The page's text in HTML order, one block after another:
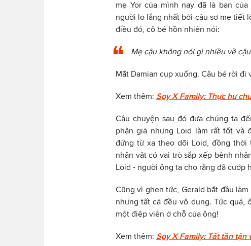
mẹ Yor của mình nay đã là bạn
người lo lắng nhất bởi cậu sợ mẹ tiết
điều đó, cô bé hồn nhiên nói:
Mẹ cậu không nói gì nhiều về
Mắt Damian cụp xuống. Cậu bé rời đi
Xem thêm: Spy X Family: Thực hư
Câu chuyện sau đó đưa chúng ta
phận giả nhưng Loid làm rất tốt và
đứng từ xa theo dõi Loid, đồng thời
nhân vật có vai trò sắp xếp bệnh
Loid - người ông ta cho rằng đã cướp
Cũng vì ghen tức, Gerald bắt đầu
nhưng tất cả đều vô dụng. Tức quá,
một điệp viên ở chỗ của ông!
Xem thêm: Spy X Family: Tất tần tận